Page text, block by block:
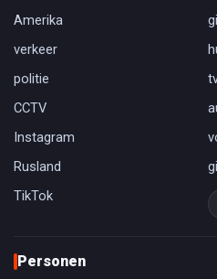
Amerika
verkeer
politie
CCTV
Instagram
Rusland
TikTok
Personen